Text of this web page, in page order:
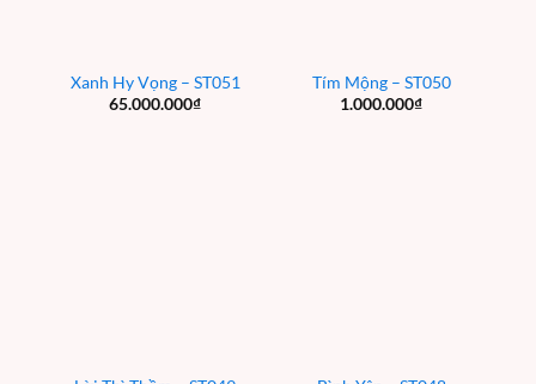
Xanh Hy Vọng – ST051
65.000.000₫
Tím Mộng – ST050
1.000.000₫